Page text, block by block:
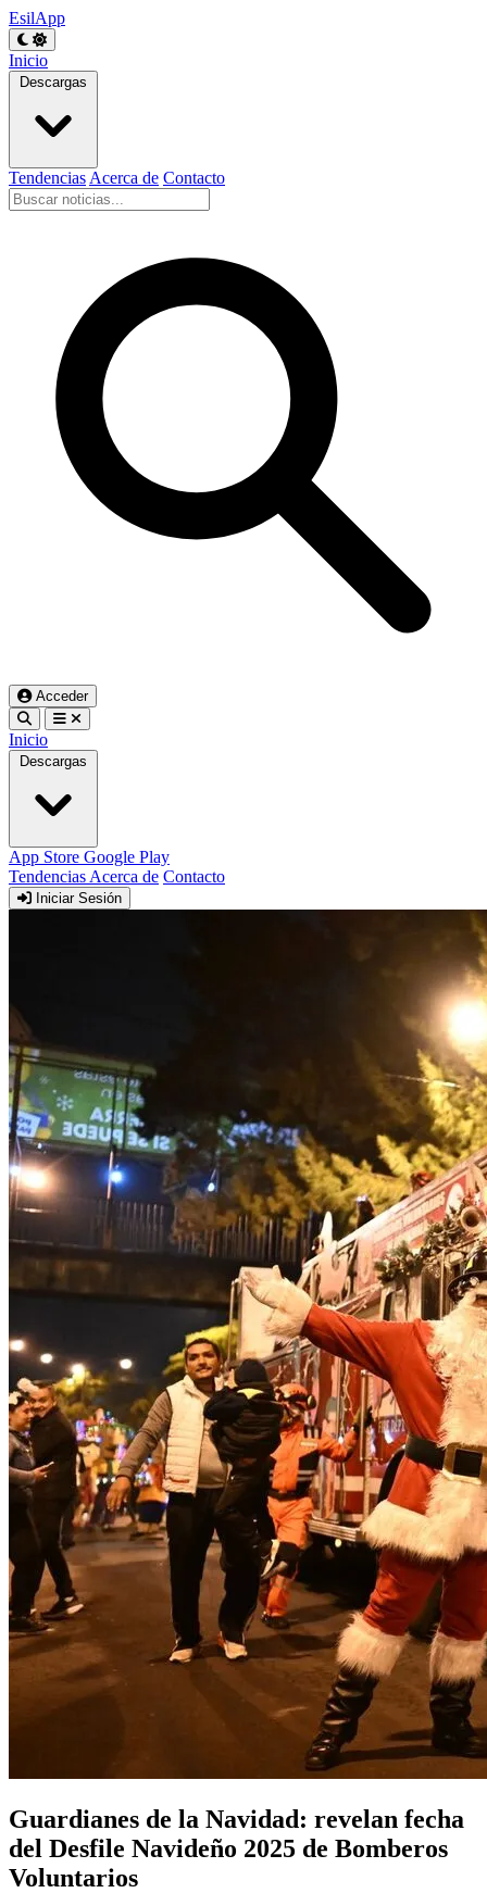
EsilApp
Inicio
Descargas
Tendencias Acerca de Contacto
Acceder
Inicio
Descargas
App Store Google Play
Tendencias Acerca de Contacto
Iniciar Sesión
Guardianes de la Navidad: revelan fecha
del Desfile Navideño 2025 de Bomberos
Voluntarios